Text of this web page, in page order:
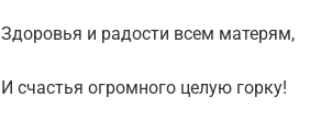
Здоровья и радости всем матерям,
И счастья огромного целую горку!